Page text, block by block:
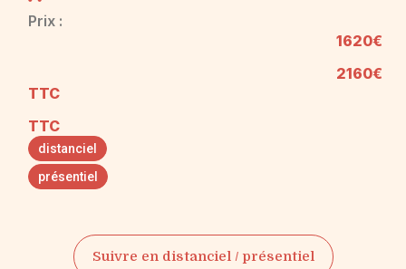
Prix :
1620€
2160€
TTC
TTC
distanciel
présentiel
Suivre en distanciel / présentiel